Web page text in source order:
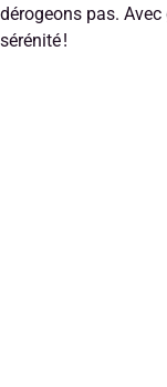
dérogeons pas.
sérénité !